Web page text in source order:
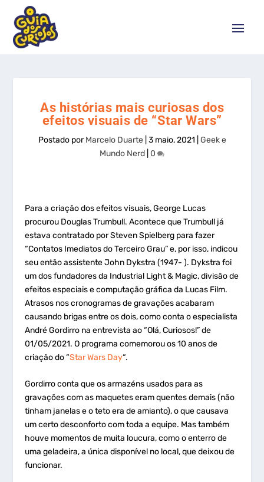
As histórias mais curiosas dos
efeitos visuais de “Star Wars”
Postado porMarcelo Duarte| 3 maio, 2021 Geek e
Mundo Nerd 0
Para a criação dos efeitos visuais, George Lucas
procurou Douglas Trumbull. Acontece que Trumbull já
estava contratado por Steven Spielberg para fazer
“Contatos Imediatos do Terceiro Grau” e, por isso, indicou
seu então assistente John Dykstra (1947- ). Dykstra foi
um dos fundadores da Industrial Light & Magic, divisão de
efeitos especiais e computação gráfica da Lucas Film.
Atrasos nos cronogramas de gravações acabaram
causando brigas entre os dois, como conta o especialista
André Gordirro na entrevista ao “Olá, Curiosos!” de
01/05/2021. O programa comemorou os 10 anos de
criação do “Star Wars Day“.
Gordirro conta que os armazéns usados para as
gravações com as maquetes eram quentes demais (não
tinham janelas e o teto era de amianto), o que causava
um certo desconforto com toda a equipe. Mas também
houve momentos de muita loucura, como o enterro de
uma geladeira, a única disponível no local, que deixou de
funcionar.